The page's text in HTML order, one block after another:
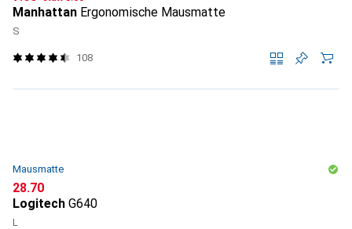
Manhattan Ergonomische Mausmatte
S
108
Mausmatte
CHF
28.70
Logitech G640
L